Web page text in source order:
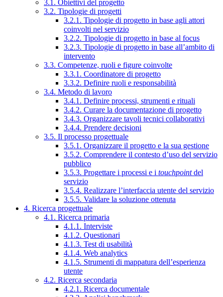
3.1. Obiettivi del progetto
3.2. Tipologie di progetti
3.2.1. Tipologie di progetto in base agli attori
coinvolti nel servizio
3.2.2. Tipologie di progetto in base al focus
3.2.3. Tipologie di progetto in base all’ambito di
intervento
3.3. Competenze, ruoli e figure coinvolte
3.3.1. Coordinatore di progetto
3.3.2. Definire ruoli e responsabilità
3.4. Metodo di lavoro
3.4.1. Definire processi, strumenti e rituali
3.4.2. Curare la documentazione di progetto
3.4.3. Organizzare tavoli tecnici collaborativi
3.4.4. Prendere decisioni
3.5. Il processo progettuale
3.5.1. Organizzare il progetto e la sua gestione
3.5.2. Comprendere il contesto d’uso del servizio
pubblico
3.5.3. Progettare i processi e i touchpointdel
servizio
3.5.4. Realizzare l’interfaccia utente del servizio
3.5.5. Validare la soluzione ottenuta
4. Ricerca progettuale
4.1. Ricerca primaria
4.1.1. Interviste
4.1.2. Questionari
4.1.3. Test di usabilità
4.1.4. Web analytics
4.1.5. Strumenti di mappatura dell’esperienza
utente
4.2. Ricerca secondaria
4.2.1. Ricerca documentale